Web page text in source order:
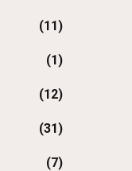
(11)
(1)
(12)
(31)
(7)